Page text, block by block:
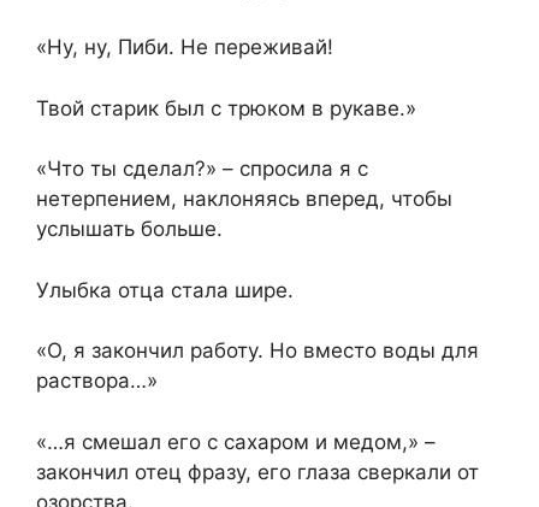
«Ну, ну, Пиби. Не переживай!
Твой старик был с трюком в рукаве.»
«Что ты сделал?» – спросила я с
нетерпением, наклоняясь вперед, чтобы
услышать больше.
Улыбка отца стала шире.
«О, я закончил работу. Но вместо воды для
раствора…»
«…я смешал его с сахаром и медом,» –
закончил отец фразу, его глаза сверкали от
озорства.